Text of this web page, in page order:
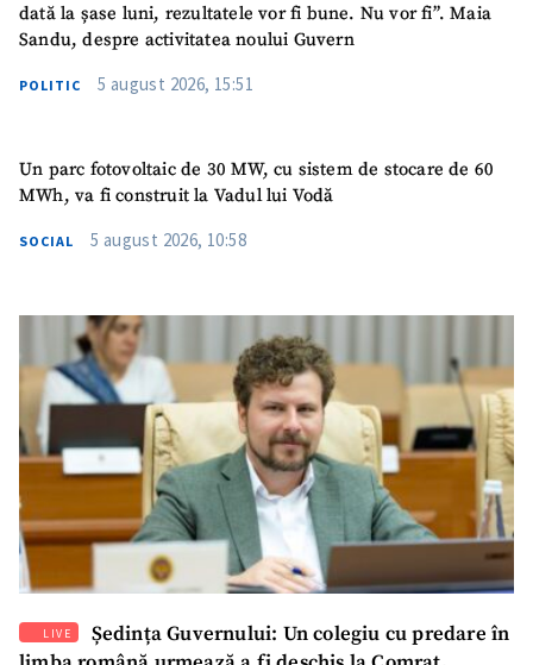
SUSȚINE
dată la șase luni, rezultatele vor fi bune. Nu vor fi”. Maia
Sandu, despre activitatea noului Guvern
POLITIC 5 august 2026, 15:51
Un parc fotovoltaic de 30 MW, cu sistem de stocare de 60
MWh, va fi construit la Vadul lui Vodă
SOCIAL 5 august 2026, 10:58
LIVE
Ședința Guvernului: Un colegiu cu predare în
Am citit și sunt de
confidențialitate.